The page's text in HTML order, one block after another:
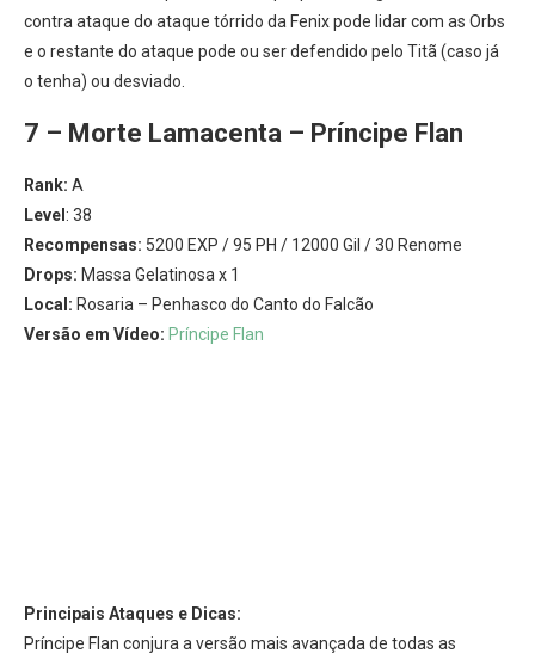
contra ataque do ataque tórrido da Fenix pode lidar com as Orbs
e o restante do ataque pode ou ser defendido pelo Titã (caso já
o tenha) ou desviado.
7 – Morte Lamacenta – Príncipe Flan
Rank: A
Level : 38
Recompensas: 5200 EXP / 95 PH / 12000 Gil / 30 Renome
Drops: Massa Gelatinosa x 1
Local: Rosaria – Penhasco do Canto do Falcão
Versão em Vídeo: Príncipe Flan
Principais Ataques e Dicas:
Príncipe Flan conjura a versão mais avançada de todas as